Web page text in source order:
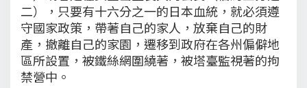
二），只要有十六分之一的日本血統，就必須遵
守國家政策，帶著自己的家人，放棄自己的財
產，撤離自己的家園，遷移到政府在各州偏僻地
區所設置，被鐵絲網圍繞著，被塔臺監視著的拘
禁營中。